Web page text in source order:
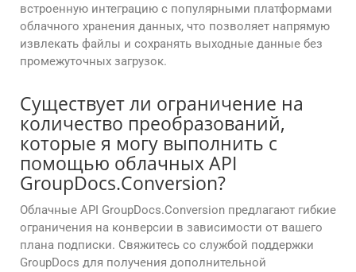
встроенную интеграцию с популярными платформами
облачного хранения данных, что позволяет напрямую
извлекать файлы и сохранять выходные данные без
промежуточных загрузок.
Существует ли ограничение на
количество преобразований,
которые я могу выполнить с
помощью облачных API
GroupDocs.Conversion?
Облачные API GroupDocs.Conversion предлагают гибкие
ограничения на конверсии в зависимости от вашего
плана подписки. Свяжитесь со службой поддержки
GroupDocs для получения дополнительной